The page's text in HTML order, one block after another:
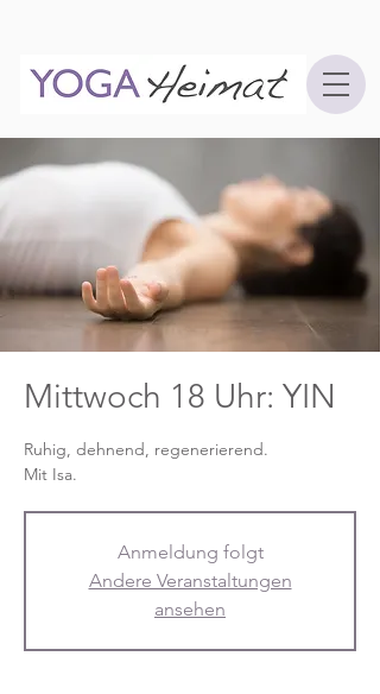
Mittwoch 18 Uhr: YIN
Ruhig, dehnend, regenerierend.
Mit Isa.
Anmeldung folgt
Andere Veranstaltungen
ansehen